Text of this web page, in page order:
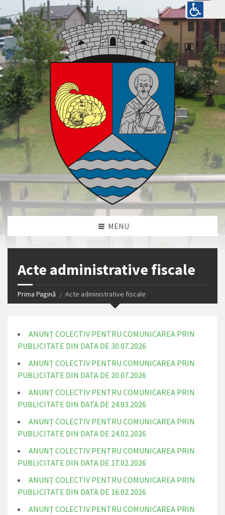
MENU
Acte administrative fiscale
Prima Pagină Acte administrative fiscale
ANUNȚ COLECTIV PENTRU COMUNICAREA PRIN
PUBLICITATE DIN DATA DE 30.07.2026
ANUNȚ COLECTIV PENTRU COMUNICAREA PRIN
PUBLICITATE DIN DATA DE 20.07.2026
ANUNȚ COLECTIV PENTRU COMUNICAREA PRIN
PUBLICITATE DIN DATA DE 24.03.2026
ANUNȚ COLECTIV PENTRU COMUNICAREA PRIN
PUBLICITATE DIN DATA DE 24.02.2026
ANUNȚ COLECTIV PENTRU COMUNICAREA PRIN
PUBLICITATE DIN DATA DE 17.02.2026
ANUNȚ COLECTIV PENTRU COMUNICAREA PRIN
PUBLICITATE DIN DATA DE 16.02.2026
ANUNȚ COLECTIV PENTRU COMUNICAREA PRIN